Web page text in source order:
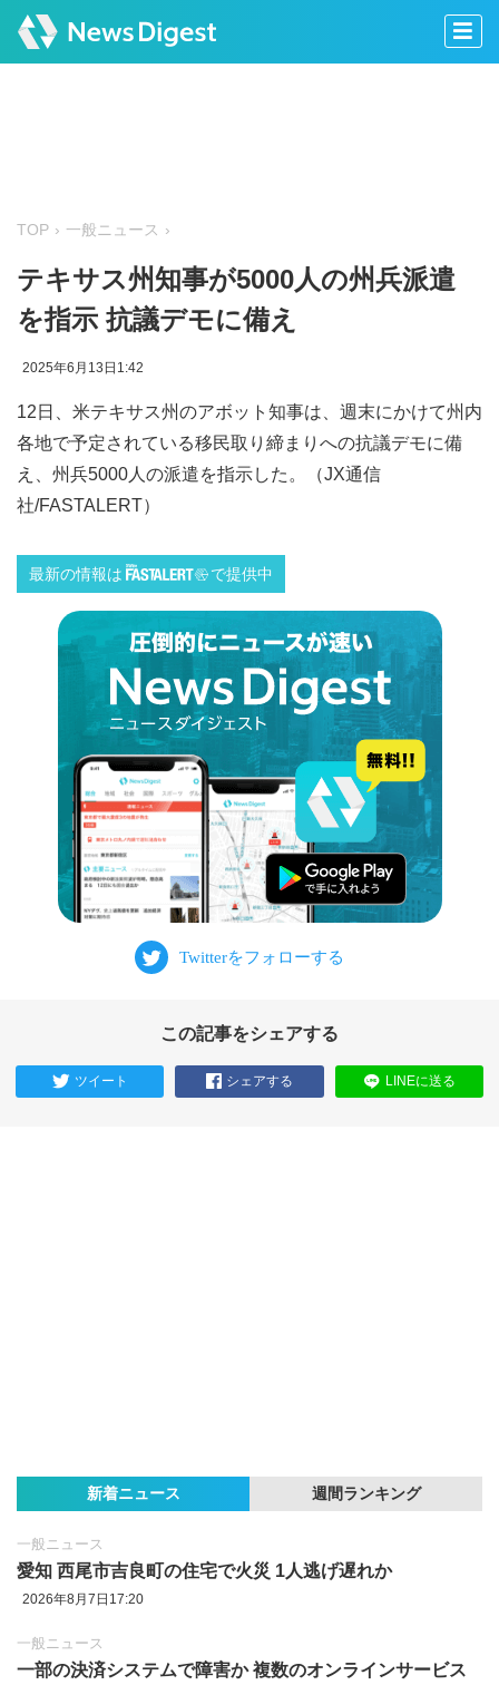
TOP 一般ニュース
テキサス州知事が5000人の州兵派遣
を指示 抗議デモに備え
2025年6月13日1:42
12日、米テキサス州のアボット知事は、週末にかけて州内
各地で予定されている移民取り締まりへの抗議デモに備
え、州兵5000人の派遣を指示した。（JX通信
社/FASTALERT）
最新の情報は で提供中
この記事をシェアする
ツイート シェアする LINEに送る
新着ニュース 週間ランキング
一般ニュース
愛知 西尾市吉良町の住宅で火災 1人逃げ遅れか
2026年8月7日17:20
一般ニュース
一部の決済システムで障害か 複数のオンラインサービス